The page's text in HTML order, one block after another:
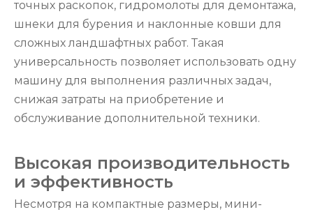
точных раскопок, гидромолоты для демонтажа,
шнеки для бурения и наклонные ковши для
сложных ландшафтных работ. Такая
универсальность позволяет использовать одну
машину для выполнения различных задач,
снижая затраты на приобретение и
обслуживание дополнительной техники.
Высокая производительность
и эффективность
Несмотря на компактные размеры, мини-